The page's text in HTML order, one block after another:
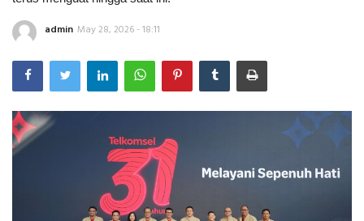
INDEKS
HEALTHY
admin May 28, 2026 - 18:11